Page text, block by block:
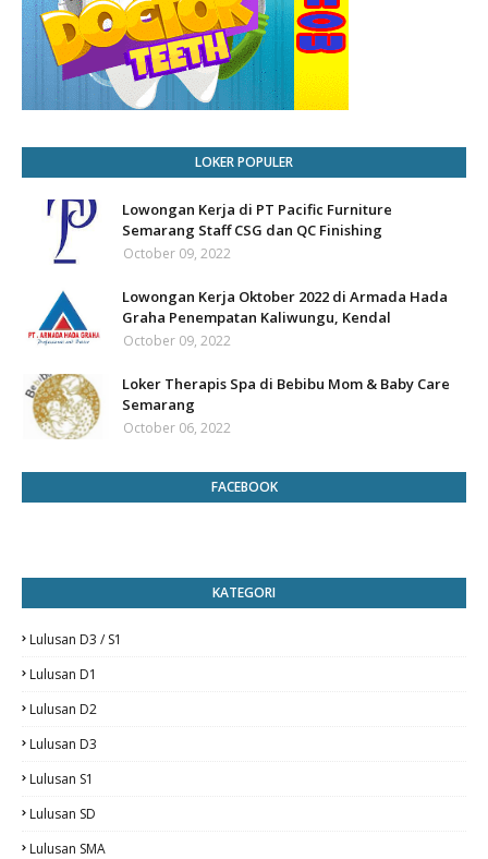
LOKER POPULER
Lowongan Kerja di PT Pacific Furniture
Semarang Staff CSG dan QC Finishing
October 09, 2022
Lowongan Kerja Oktober 2022 di Armada Hada
Graha Penempatan Kaliwungu, Kendal
October 09, 2022
Loker Therapis Spa di Bebibu Mom & Baby Care
Semarang
October 06, 2022
FACEBOOK
KATEGORI
Lulusan D3 / S1
Lulusan D1
Lulusan D2
Lulusan D3
Lulusan S1
Lulusan SD
Lulusan SMA